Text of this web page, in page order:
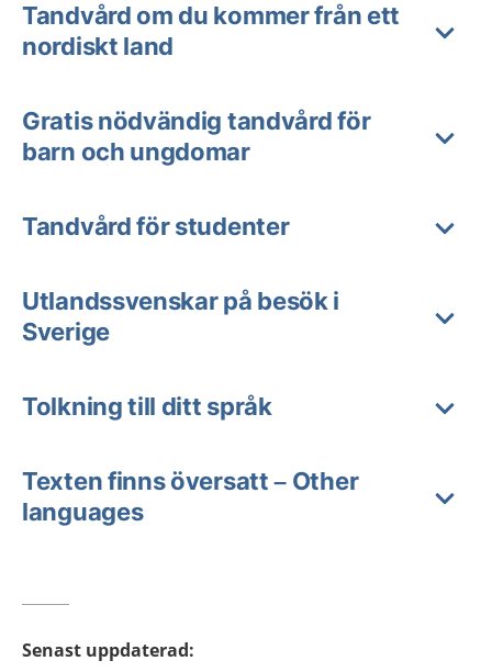
Tandvård om du kommer från ett
nordiskt land
Gratis nödvändig tandvård för
barn och ungdomar
Tandvård för studenter
Utlandssvenskar på besök i
Sverige
Tolkning till ditt språk
Texten finns översatt – Other
languages
Senast uppdaterad: